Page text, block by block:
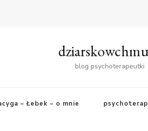
blog psychoterapeutki
– Łebek – o mnie